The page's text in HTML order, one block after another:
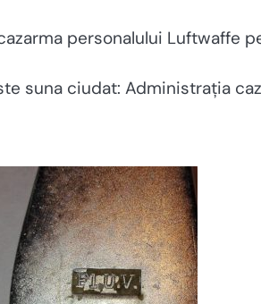
personalului Luftwaffe
suna ciudat: Administrația